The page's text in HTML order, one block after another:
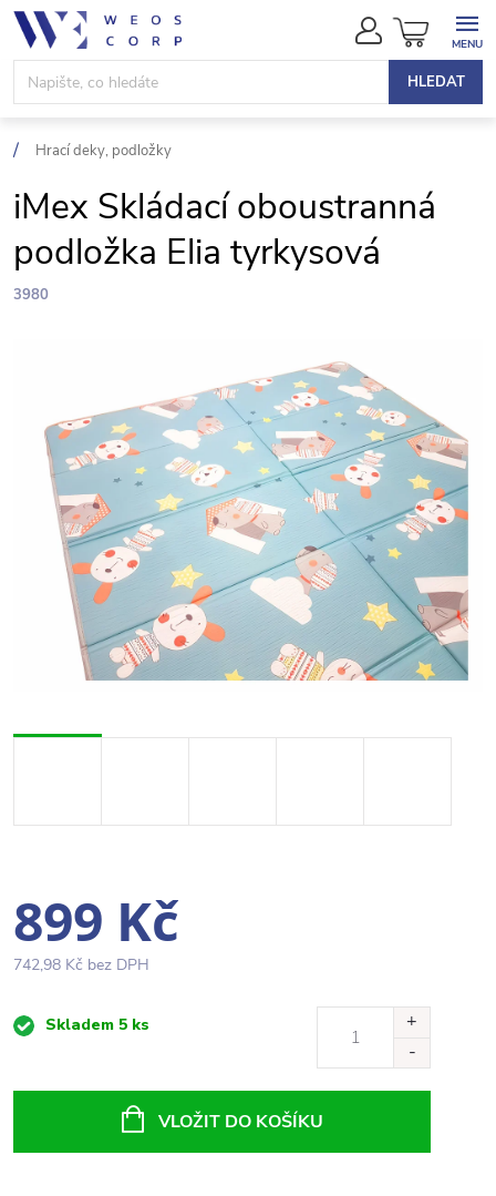
Přejít
obsah
HLEDAT
NÁKUPNÍ
KOŠÍK
Hrací deky, podložky
iMex Skládací oboustranná
podložka Elia tyrkysová
3980
899 Kč
742,98 Kč bez DPH
MěrnáSkladem 5 ks
VLOŽIT DO KOŠÍKU